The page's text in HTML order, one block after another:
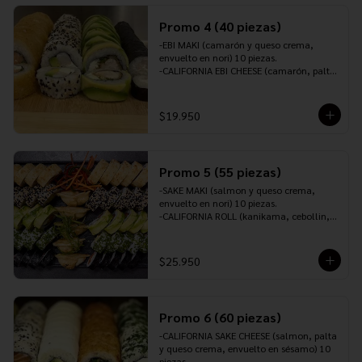
JENGIBRE Y 1 WASABI.
Promo 4 (40 piezas)
-EBI MAKI (camarón y queso crema,
envuelto en nori) 10 piezas.
-CALIFORNIA EBI CHEESE (camarón, palta
-TORI ROLL (pollo furai, queso crema y
cebollín, envuelto en palta) 10 piezas.
-INCLUYE: 3 PALITOS, 2 SOYA, 1 TERIYAKI,
1 JENGIBRE Y 1 WASABI.
$19.950
Promo 5 (55 piezas)
-SAKE MAKI (salmon y queso crema,
envuelto en nori) 10 piezas.
-CALIFORNIA ROLL (kanikama, cebollin,
-CALIFORNIA EBI CHEESE (camarón, palta
y queso crema, envuelto en ciboulette)
piezas.
-TORI PANKO (pollo teriyaki, queso
crema, cebollín, envuelto en panko o
tempura) 10 piezas.
$25.950
Promo 6 (60 piezas)
-CALIFORNIA SAKE CHEESE (salmon, palta
y queso crema, envuelto en sésamo) 10